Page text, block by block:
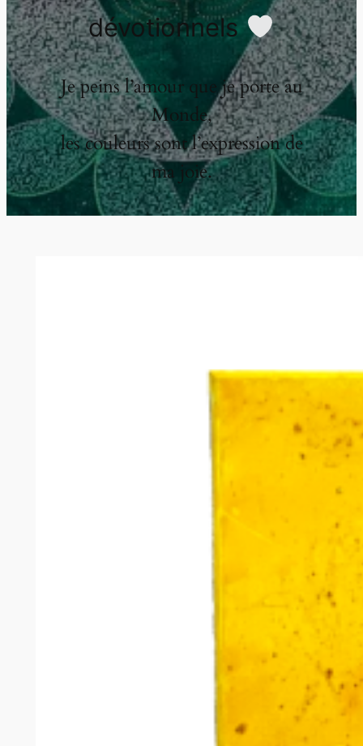
dévotionnels
Je peins l’amour que je porte au
Monde,
les couleurs sont l’expression de
ma joie.